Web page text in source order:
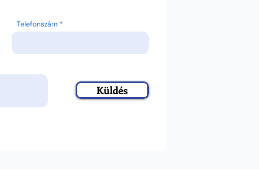
Telefonszám
Küldés